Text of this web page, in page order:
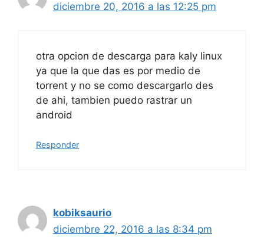
diciembre 20, 2016 a las 12:25 pm
otra opcion de descarga para kaly linux
ya que la que das es por medio de
torrent y no se como descargarlo des
de ahi, tambien puedo rastrar un
android
Responder
kobiksaurio
diciembre 22, 2016 a las 8:34 pm